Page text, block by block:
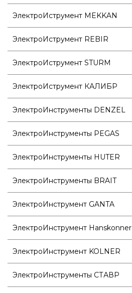
ЭлектроИструмент MEKKAN
ЭлектроИструмент REBIR
ЭлектроИструмент STURM
ЭлектроИструмент КАЛИБР
ЭлектроИнструменты DENZEL
ЭлектроИнструменты PEGAS
ЭлектроИнструменты HUTER
ЭлектроИнструменты BRAIT
ЭлектроИнструмент GANTA
ЭлектроИнструмент Hanskonner
ЭлектроИнструмент KOLNER
ЭлектроИнструменты СТАВР